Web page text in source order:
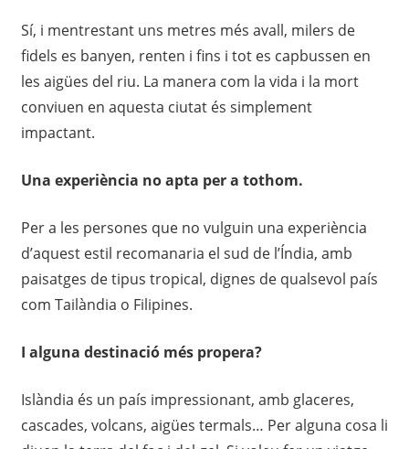
Sí, i mentrestant uns metres més avall, milers de
fidels es banyen, renten i fins i tot es capbussen en
les aigües del riu. La manera com la vida i la mort
conviuen en aquesta ciutat és simplement
impactant.
Una experiència no apta per a tothom.
Per a les persones que no vulguin una experiència
d’aquest estil recomanaria el sud de l’Índia, amb
paisatges de tipus tropical, dignes de qualsevol país
com Tailàndia o Filipines.
I alguna destinació més propera?
Islàndia és un país impressionant, amb glaceres,
cascades, volcans, aigües termals… Per alguna cosa li